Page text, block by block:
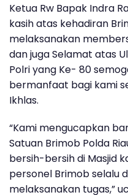
Ketua Rw Bapak Indra
kasih atas kehadiran
melaksanakan
dan juga Selamat atas
Polri yang Ke- 80
bermanfaat bagi kami
Ikhlas.
“Kami mengucapkan
Satuan Brimob Polda
bersih-bersih di Masjid
personel Brimob selalu
melaksanakan tugas,”